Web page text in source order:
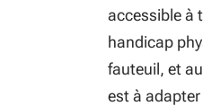
accessible à
handicap
fauteuil, et
est à